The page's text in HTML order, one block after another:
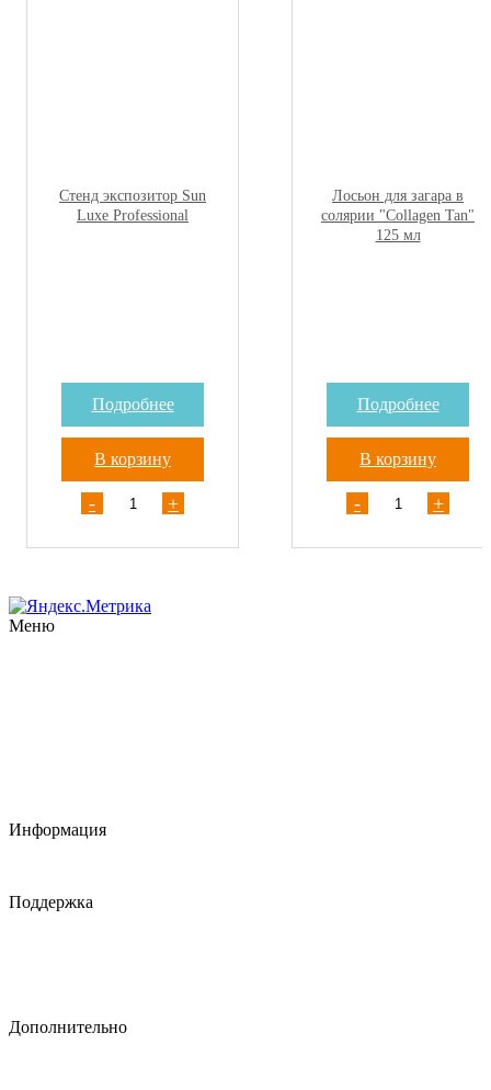
Стенд экспозитор Sun
Luxe Professional
Подробнее
В корзину
- +
Лосьон для загара в
солярии "Collagen Tan"
125 мл
Подробнее
В корзину
- +
Меню
Информация
Поддержка
Дополнительно